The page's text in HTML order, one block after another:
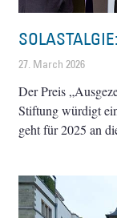
27. March 2026
Der Preis
Stiftung würdigt
geht für 2025 an